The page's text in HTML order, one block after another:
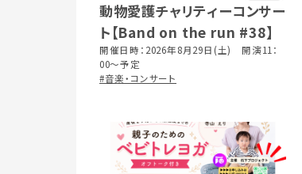
動物愛護チャリティーコンサー
ト【Band on the run #38】
開催日時：2026年8月29日(土) 開演11：
00～予定
#音楽・コンサート